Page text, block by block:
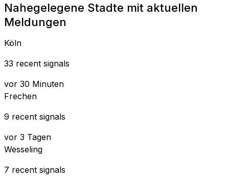
Nahegelegene Stadte mit aktuellen
Meldungen
Köln
33 recent signals
vor 30 Minuten
Frechen
9 recent signals
vor 3 Tagen
Wesseling
7 recent signals